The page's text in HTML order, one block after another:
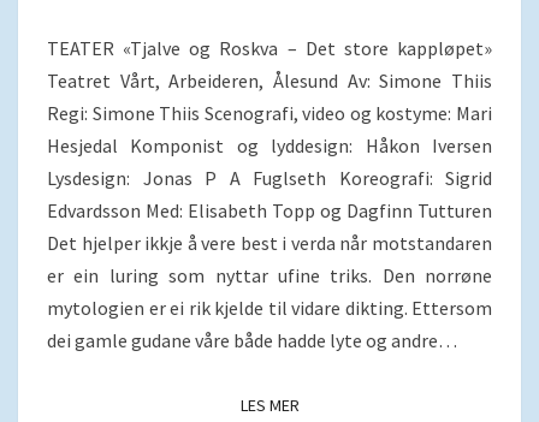
TEATER «Tjalve og Roskva – Det store kappløpet»
Teatret Vårt, Arbeideren, Ålesund Av: Simone Thiis
Regi: Simone Thiis Scenografi, video og kostyme: Mari
Hesjedal Komponist og lyddesign: Håkon Iversen
Lysdesign: Jonas P A Fuglseth Koreografi: Sigrid
Edvardsson Med: Elisabeth Topp og Dagfinn Tutturen
Det hjelper ikkje å vere best i verda når motstandaren
er ein luring som nyttar ufine triks. Den norrøne
mytologien er ei rik kjelde til vidare dikting. Ettersom
dei gamle gudane våre både hadde lyte og andre…
LES MERLES MER